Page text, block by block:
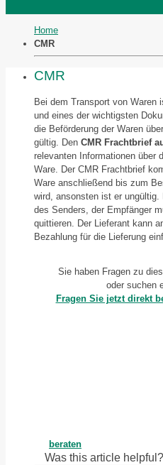
Home
CMR
CMR
Bei dem Transport von Waren
und eines der wichtigsten
die Beförderung der Waren
gültig. Den CMR Frachtbrief
relevanten Informationen über
Ware. Der CMR Frachtbrief
Ware anschließend bis zum
wird, ansonsten ist er ungültig.
des Senders, der Empfänger
quittieren. Der Lieferant kann
Bezahlung für die Lieferung
Sie haben Fragen zu
oder suchen
Fragen Sie jetzt direkt
beraten
Was this article helpful?